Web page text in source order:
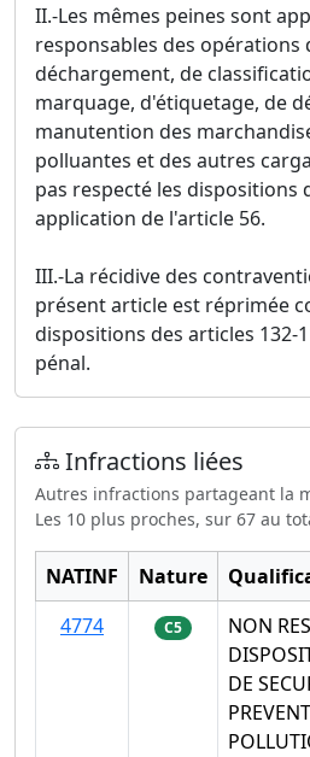
II.-Les mêmes peines sont
responsables des opérations
déchargement, de
marquage, d'étiquetage, de
manutention des
polluantes et des autres
pas respecté les dispositions
application de l'article 56.
III.-La récidive des
présent article est réprimée
dispositions des articles 132-
pénal.
Infractions liées
Autres infractions partageant la
Les 10 plus proches, sur 67 au
NATINF Nature
4774
C5
NON
DE